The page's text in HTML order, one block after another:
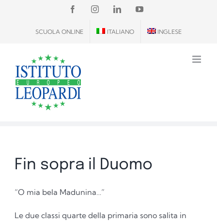
contenuto
FACEBOOKINSTAGRAM
LINKEDINYOUTUBE
SCUOLA ONLINE ITALIANO INGLESE
Fin sopra il Duomo
“O mia bela Madunina…”
Le due classi quarte della primaria sono salita in